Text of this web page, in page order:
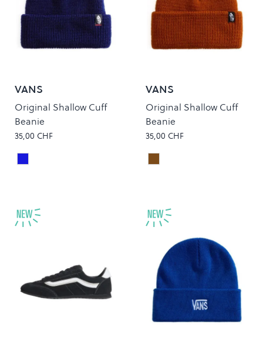
VANS
Original Shallow Cuff
Beanie
35,00 CHF
Colour
Dress Blues
VANS
Original Shallow Cuff
Beanie
35,00 CHF
Colour
Glazed Ginger